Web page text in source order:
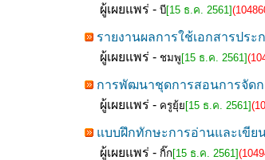
ผู้เผยแพร่ - บี[15 ธ.ค. 2561]
รายงานผลการใช้เอกสารปร
ผู้เผยแพร่ - ชมพู [15 ธ.ค. 2561]
การพัฒนาชุดการสอนการจัดก
ผู้เผยแพร่ - ครูยุ้ย [15 ธ.ค. 2561]
แบบฝึกทักษะการอ่านและเขีย
ผู้เผยแพร่ - กิ๊ก [15 ธ.ค. 2561]